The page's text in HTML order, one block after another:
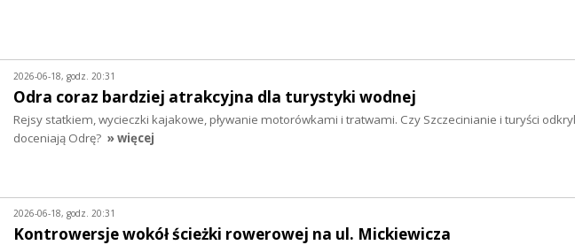
2026-06-18, godz. 20:31
Odra coraz bardziej atrakcyjna dla turystyki wodnej
Rejsy statkiem, wycieczki kajakowe, pływanie motorówkami i tratwami. Czy Szczecinianie i turyści
doceniają Odrę? » więcej
2026-06-18, godz. 20:31
Kontrowersje wokół ścieżki rowerowej na ul. Mickiewicza